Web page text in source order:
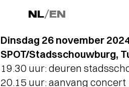
NL/EN
Dinsdag 26 november
SPOT/Stadsschouwburg,
19.30 uur: deuren
20.15 uur: aanvang concert